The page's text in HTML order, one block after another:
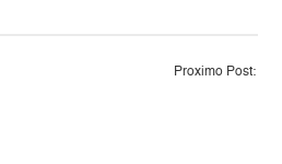
Proximo Post: